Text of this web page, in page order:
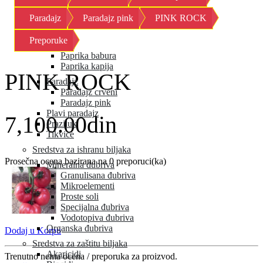
Kornison
Krastavac
Kupus
Paprika
Paprika babura
Paprika kapija
Paradajz
Paradajz crveni
Paradajz pink
Plavi paradajz
Praziluk
Tikvice
Sredstva za ishranu biljaka
Mineralna đubriva
Granulisana đubriva
Mikroelementi
Proste soli
Specijalna đubriva
Vodotopiva đubriva
Organska đubriva
Sredstva za zaštitu biljaka
Akaricidi
Paradajz Paradajz pink PINK ROCK
Preporuke
PINK ROCK
7,100.00din
Prosečna ocena bazirana na 0 preporuci(ka)
Dodaj u Korpu
Trenutno nema ocena / preporuka za proizvod.